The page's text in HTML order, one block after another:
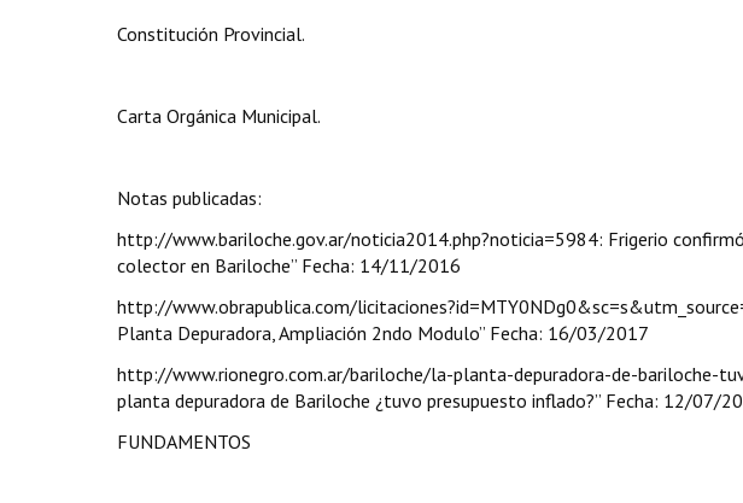
Constitución Provincial.
Carta Orgánica Municipal.
Notas publicadas:
http://www.bariloche.gov.ar/noticia2014.php?noticia=5984: Frigerio
colector en Bariloche” Fecha: 14/11/2016
http://www.obrapublica.com/
Planta Depuradora, Ampliación 2ndo Modulo” Fecha: 16/03/2017
http://www.rionegro.com.ar/bariloche/la-planta-depuradora-de-bariloche-
planta depuradora de Bariloche ¿tuvo presupuesto inflado?” Fecha: 12/07/
FUNDAMENTOS